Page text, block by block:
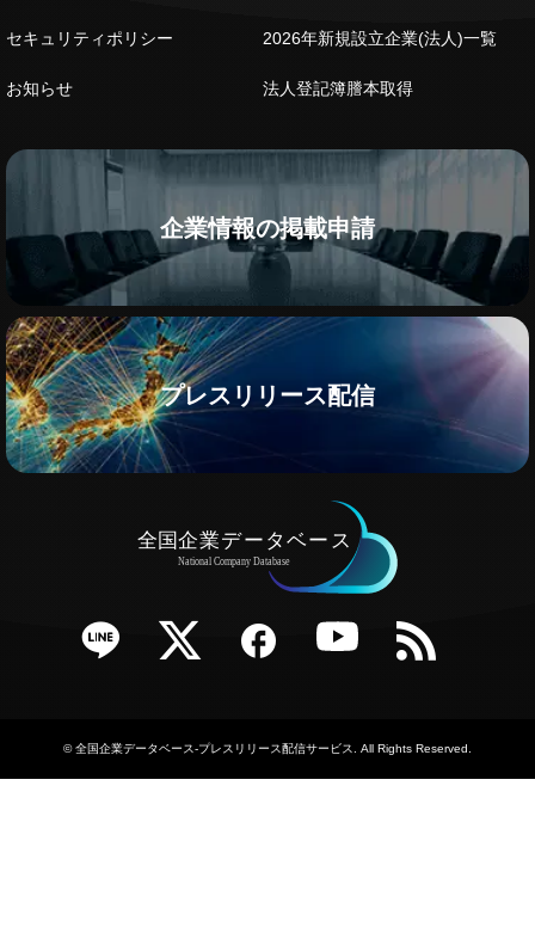
セキュリティポリシー
お知らせ
2026年新規設立企業(法人)一覧
法人登記簿謄本取得
企業情報の掲載申請
プレスリリース配信
Twitter Facebook YouTube RSS
©全国企業データベース-プレスリリース配信サービス . All Rights Reserved.